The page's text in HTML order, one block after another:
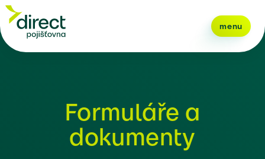
menu
Formuláře a
dokumenty